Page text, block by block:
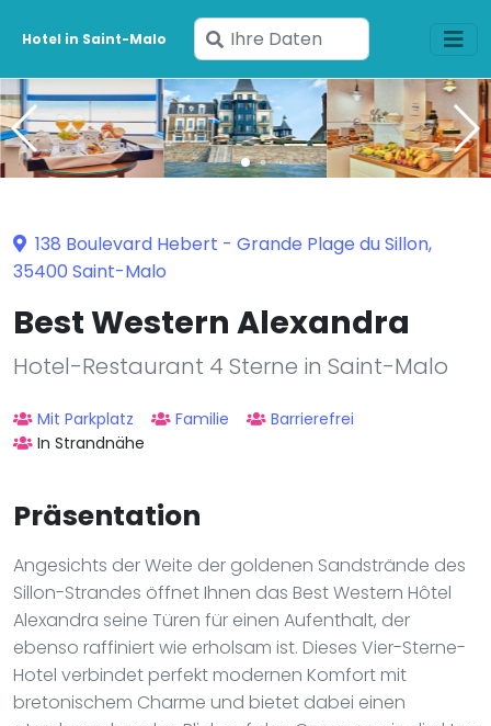
Hotel in Saint-Malo
Geben
Sie
Ihre
Daten
ein
138 Boulevard Hebert - Grande Plage du Sillon,
35400 Saint-Malo
Best Western Alexandra
Hotel-Restaurant 4 Sterne in Saint-Malo
Mit Parkplatz Familie
Barrierefrei
In Strandnähe
Präsentation
Angesichts der Weite der goldenen Sandstrände des
Sillon-Strandes öffnet Ihnen das Best Western Hôtel
Alexandra seine Türen für einen Aufenthalt, der
ebenso raffiniert wie erholsam ist. Dieses Vier-Sterne-
Hotel verbindet perfekt modernen Komfort mit
bretonischem Charme und bietet dabei einen